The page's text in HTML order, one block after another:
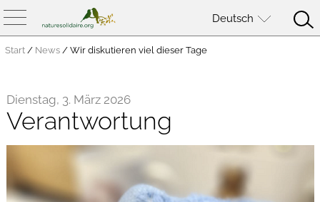
Deutsch
Start / News / Wir diskutieren viel dieser Tage
Dienstag, 3. März 2026
Verantwortung